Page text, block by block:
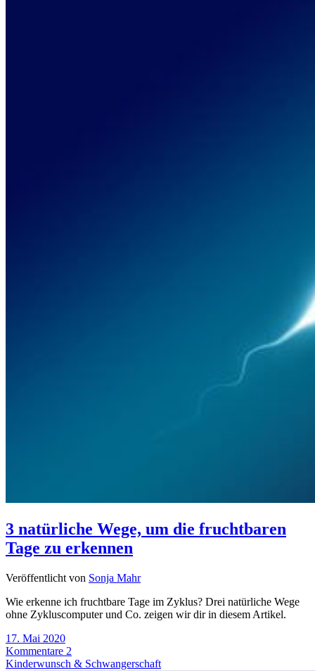
3 natürliche Wege, um die fruchtbaren
Tage zu erkennen
Veröffentlicht von Sonja Mahr
Wie erkenne ich fruchtbare Tage im Zyklus? Drei natürliche Wege
ohne Zykluscomputer und Co. zeigen wir dir in diesem Artikel.
17. Mai 2020
Kommentare 2
Kinderwunsch & Schwangerschaft